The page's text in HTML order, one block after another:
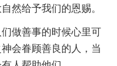
然给予我们的恩赐。
做善事的时候心里可
会眷顾善良的人，当